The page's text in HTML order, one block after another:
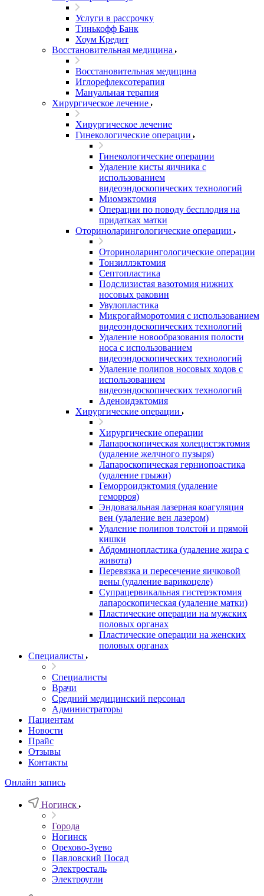
Услуги в рассрочку
Тинькофф Банк
Хоум Кредит
Восстановительная медицина
Восстановительная медицина
Иглорефлексотерапия
Мануальная терапия
Хирургическое лечение
Хирургическое лечение
Гинекологические операции
Гинекологические операции
Удаление кисты яичника с
использованием
видеоэндоскопических технологий
Миомэктомия
Операции по поводу бесплодия на
придатках матки
Оториноларингологические операции
Оториноларингологические операции
Тонзиллэктомия
Септопластика
Подслизистая вазотомия нижних
носовых раковин
Увулопластика
Микрогайморотомия с использованием
видеоэндоскопических технологий
Удаление новообразования полости
носа с использованием
видеоэндоскопических технологий
Удаление полипов носовых ходов с
использованием
видеоэндоскопических технологий
Аденоидэктомия
Хирургические операции
Хирургические операции
Лапароскопическая холецистэктомия
(удаление желчного пузыря)
Лапароскопическая герниопоастика
(удаление грыжи)
Геморроидэктомия (удаление
геморроя)
Эндовазальная лазерная коагуляция
вен (удаление вен лазером)
Удаление полипов толстой и прямой
кишки
Абдоминопластика (удаление жира с
живота)
Перевязка и пересечение яичковой
вены (удаление варикоцеле)
Супрацервикальная гистерэктомия
лапароскопическая (удаление матки)
Пластические операции на мужских
половых органах
Пластические операции на женских
половых органах
Специалисты
Специалисты
Врачи
Средний медицинский персонал
Администраторы
Пациентам
Новости
Прайс
Отзывы
Контакты
Онлайн запись
Ногинск
Города
Ногинск
Орехово-Зуево
Павловский Посад
Электросталь
Электроугли